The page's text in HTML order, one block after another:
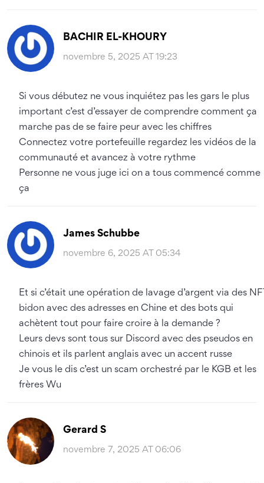
BACHIR EL-KHOURY
novembre 5, 2025 AT 19:23
Si vous débutez ne vous inquiétez pas les gars le plus
important c’est d’essayer de comprendre comment ça
marche pas de se faire peur avec les chiffres
Connectez votre portefeuille regardez les vidéos de la
communauté et avancez à votre rythme
Personne ne vous juge ici on a tous commencé comme
ça
James Schubbe
novembre 6, 2025 AT 05:34
Et si c’était une opération de lavage d’argent via des
bidon avec des adresses en Chine et des bots qui
achètent tout pour faire croire à la demande ?
Leurs devs sont tous sur Discord avec des pseudos en
chinois et ils parlent anglais avec un accent russe
Je vous le dis c’est un scam orchestré par le KGB et les
frères Wu
Gerard S
novembre 7, 2025 AT 06:06